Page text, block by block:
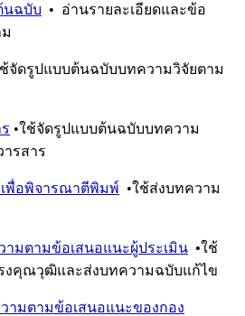
นฉบับ • อ่านรายละเอียดและข้อ
ช้จัดรูปแบบต้นฉบับบทความวิจัยตาม
•ใช้จัดรูปแบบต้นฉบับบทความ
รสาร
พื่อพิจารณาตีพิมพ์ •ใช้ส่งบทความ
มตามข้อเสนอแนะผู้ประเมิน •ใช้
งคุณวุฒิและส่งบทความฉบับแก้ไข
ามตามข้อเสนอแนะของกอง